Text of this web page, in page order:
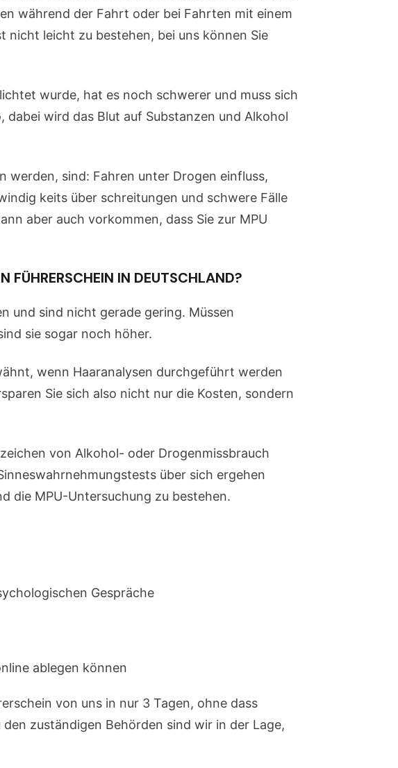
während der Fahrt oder bei Fahrten mit einem
nicht leicht zu bestehen, bei uns können Sie
wurde, hat es noch schwerer und muss sich
wird das Blut auf Substanzen und Alkohol
werden, sind: Fahren unter Drogen einfluss,
keits über schreitungen und schwere Fälle
aber auch vorkommen, dass Sie zur MPU
FÜHRERSCHEIN IN DEUTSCHLAND?
und sind nicht gerade gering. Müssen
sie sogar noch höher.
wenn Haaranalysen durchgeführt werden
Sie sich also nicht nur die Kosten, sondern
von Alkohol- oder Drogenmissbrauch
über sich ergehen
die MPU-Untersuchung zu bestehen.
Gespräche
ablegen können
von uns in nur 3 Tagen, ohne dass
zuständigen Behörden sind wir in der Lage,